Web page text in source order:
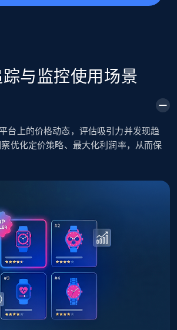
667+ 立即开始
Collect TikTok shop products
667+ 立即开始
discover records by shop url
Description, Currency, Initial
Discount percent, and more.
与监控使用场景
台上的价格动态，评估吸引力并发现趋
优化定价策略、最大化利润率，从而保